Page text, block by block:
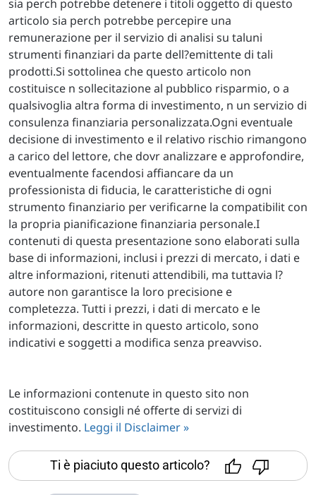
sia perch potrebbe detenere i titoli oggetto di questo
articolo sia perch potrebbe percepire una
remunerazione per il servizio di analisi su taluni
strumenti finanziari da parte dell?emittente di tali
prodotti.Si sottolinea che questo articolo non
costituisce n sollecitazione al pubblico risparmio, o a
qualsivoglia altra forma di investimento, n un servizio di
consulenza finanziaria personalizzata.Ogni eventuale
decisione di investimento e il relativo rischio rimangono
a carico del lettore, che dovr analizzare e approfondire,
eventualmente facendosi affiancare da un
professionista di fiducia, le caratteristiche di ogni
strumento finanziario per verificarne la compatibilit con
la propria pianificazione finanziaria personale.I
contenuti di questa presentazione sono elaborati sulla
base di informazioni, inclusi i prezzi di mercato, i dati e
altre informazioni, ritenuti attendibili, ma tuttavia l?
autore non garantisce la loro precisione e
completezza. Tutti i prezzi, i dati di mercato e le
informazioni, descritte in questo articolo, sono
indicativi e soggetti a modifica senza preavviso.
Le informazioni contenute in questo sito non
costituiscono consigli né offerte di servizi di
investimento. Leggi il Disclaimer »
Ti è piaciuto questo articolo?